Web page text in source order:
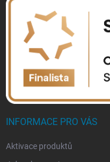
INFORMACE PRO VÁS
Aktivace produktů